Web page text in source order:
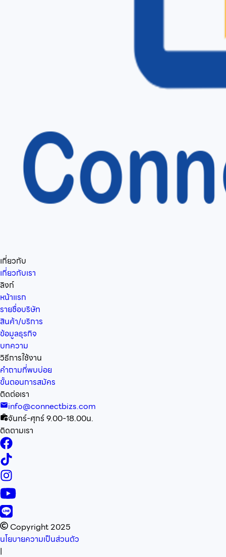
เกี่ยวกับ
เกี่ยวกับเรา
ลิงก์
หน้าแรก
รายชื่อบริษัท
สินค้า/บริการ
ข้อมูลธุรกิจ
บทความ
วิธีการใช้งาน
คำถามที่พบบ่อย
ขั้นตอนการสมัคร
ติดต่อเรา
info@connectbizs.com
จันทร์-ศุกร์ 9.00-18.00น.
ติดตามเรา
Copyright 2025
นโยบายความเป็นส่วนตัว
|